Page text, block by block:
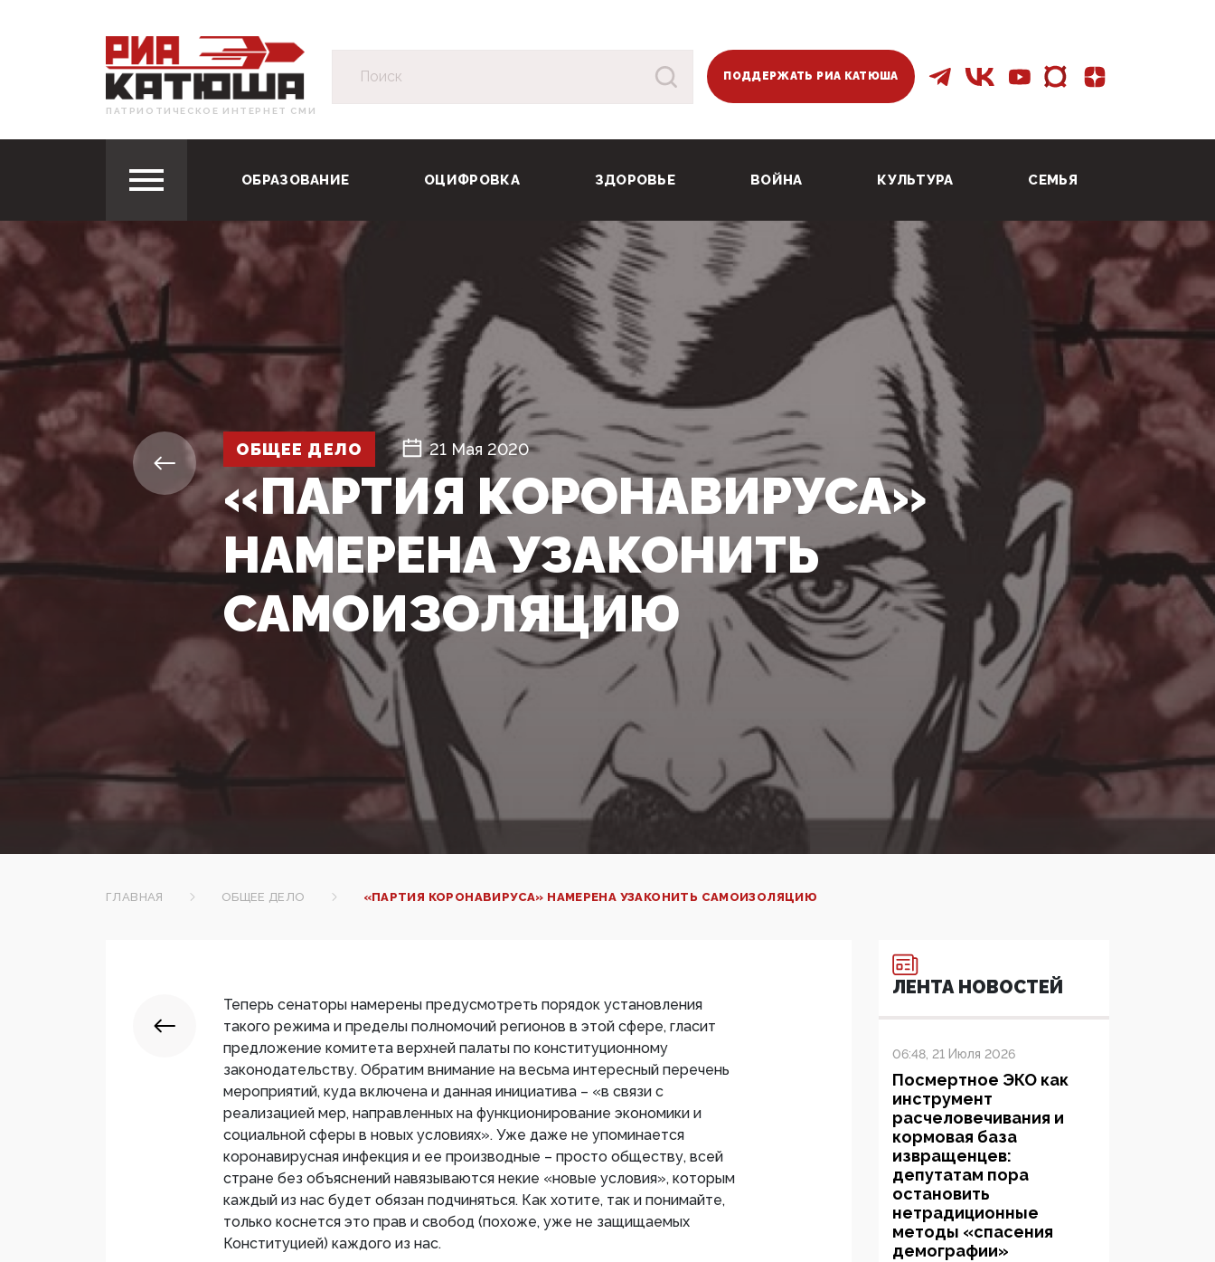
ПАТРИОТИЧЕСКОЕ ИНТЕРНЕТ СМИ
ПОДДЕРЖАТЬ РИА КАТЮША
ОБРАЗОВАНИЕ ОЦИФРОВКА ЗДОРОВЬЕ ВОЙНА КУЛЬТУРА СЕМЬЯ
ОБЩЕЕ ДЕЛО 21 Мая 2020
«ПАРТИЯ КОРОНАВИРУСА»
НАМЕРЕНА УЗАКОНИТЬ
САМОИЗОЛЯЦИЮ
ГЛАВНАЯ ОБЩЕЕ ДЕЛО «ПАРТИЯ КОРОНАВИРУСА» НАМЕРЕНА УЗАКОНИТЬ САМОИЗОЛЯЦИЮ
Теперь сенаторы намерены предусмотреть порядок установления
такого режима и пределы полномочий регионов в этой сфере, гласит
предложение комитета верхней палаты по конституционному
законодательству. Обратим внимание на весьма интересный перечень
мероприятий, куда включена и данная инициатива – «в связи с
реализацией мер, направленных на функционирование экономики и
социальной сферы в новых условиях». Уже даже не упоминается
коронавирусная инфекция и ее производные – просто обществу, всей
стране без объяснений навязываются некие «новые условия», которым
каждый из нас будет обязан подчиняться. Как хотите, так и понимайте,
только коснется это прав и свобод (похоже, уже не защищаемых
Конституцией) каждого из нас.
ЛЕНТА НОВОСТЕЙ
06:48, 21 Июля 2026
Посмертное ЭКО как
инструмент
расчеловечивания и
кормовая база
извращенцев:
депутатам пора
остановить
нетрадиционные
методы «спасения
демографии»